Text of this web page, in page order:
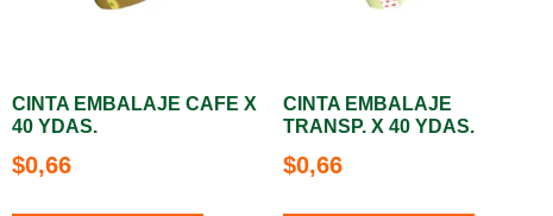
CINTA EMBALAJE CAFE X
40 YDAS.
$0,66
CINTA EMBALAJE
TRANSP. X 40 YDAS.
$0,66